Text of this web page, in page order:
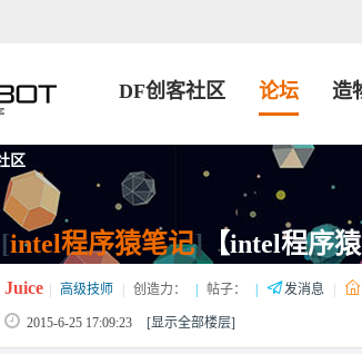
DF创客社区 论坛 造
区
[intel程序猿笔记] 【intel程序
Juice 高级技师 创造力： 帖子： 发消息
2015-6-25 17:09:23 [显示全部楼层]